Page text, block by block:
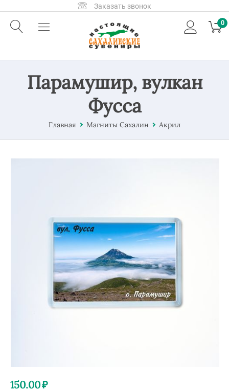
Заказать звонок
0
Парамушир, вулкан
Фусса
Главная Магниты Сахалин Акрил
150.00₽